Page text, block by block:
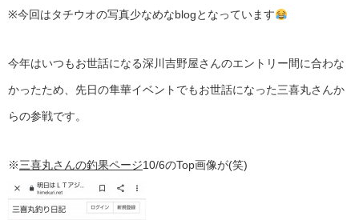
※今回はタチウオの写真少なめなblogとなっています
今年はいつもお世話になる深川吉野屋さんのエントリー間に合わな
かったため、先日の隼華イベントでもお世話になった三喜丸さんか
らの参戦です。
※三喜丸さんの釣果ページ10/6のTop画像が(笑)